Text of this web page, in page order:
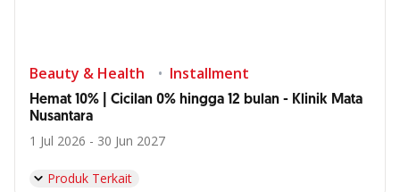
Beauty & Health Installment
Hemat 10% | Cicilan 0% hingga 12 bulan - Klinik Mata
Nusantara
1 Jul 2026 - 30 Jun 2027
Produk Terkait